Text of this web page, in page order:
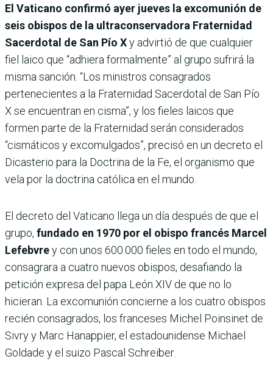
El Vaticano confirmó ayer jueves la excomunión de
seis obispos de la ultraconservadora Fraternidad
Sacerdotal de San Pío Xy advirtió de que cualquier
fiel laico que “adhiera formalmente” al grupo sufrirá la
misma sanción. “Los ministros consagrados
pertenecientes a la Fraternidad Sacerdotal de San Pío
X se encuentran en cisma”, y los fieles laicos que
formen parte de la Fraternidad serán considerados
“cismáticos y excomulgados”, precisó en un decreto el
Dicasterio para la Doctrina de la Fe, el organismo que
vela por la doctrina católica en el mundo.
El decreto del Vaticano llega un día después de que el
grupo, fundado en 1970 por el obispo francés Marcel
Lefebvrey con unos 600.000 fieles en todo el mundo,
consagrara a cuatro nuevos obispos, desafiando la
petición expresa del papa León XIV de que no lo
hicieran. La excomunión concierne a los cuatro obispos
recién consagrados, los franceses Michel Poinsinet de
Sivry y Marc Hanappier, el estadounidense Michael
Goldade y el suizo Pascal Schreiber.